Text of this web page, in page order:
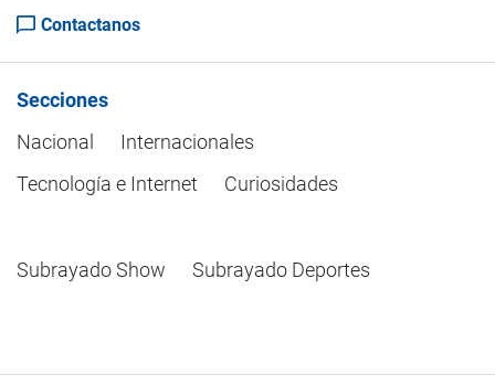
Contactanos
Secciones
Nacional
Internacionales
Tecnología e Internet
Curiosidades
Subrayado Show Subrayado Deportes